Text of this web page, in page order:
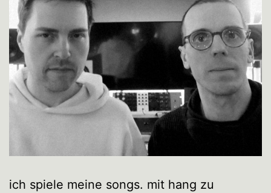
ich spiele meine songs. mit hang zu